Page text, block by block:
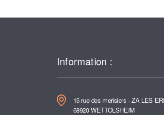
Information :
15 rue des merisiers - ZA LES
68920 WETTOLSHEIM